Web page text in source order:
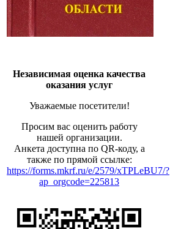
Независимая оценка качества
оказания услуг
Уважаемые посетители!
Просим вас оценить работу
нашей организации.
Анкета доступна по QR-коду, а
также по прямой ссылке:
https://forms.mkrf.ru/e/2579/xTPLeBU7/?
ap_orgcode=225813